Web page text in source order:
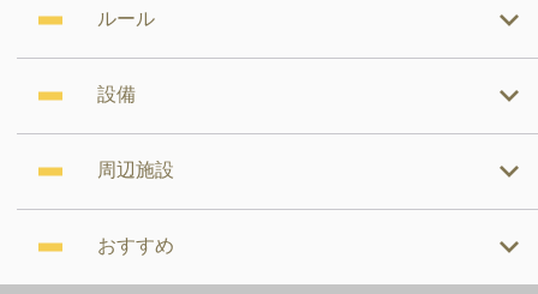
ルール
設備
周辺施設
おすすめ